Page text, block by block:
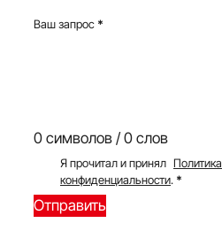
Ваш запрос *
0 символов / 0 слов
Я прочитал и принял Политика
конфиденциальности. *
Отправить